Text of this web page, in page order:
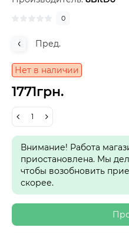
0
Пред.
Нет в наличии
1771грн.
Внимание! Работа
приостановлена. Мы
чтобы возобновить
скорее.